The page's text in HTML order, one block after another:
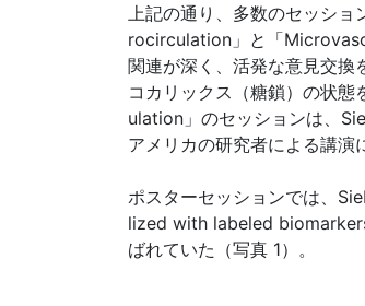
上記の通り、多数のセッシ
rocirculation」と「
関連が深く、活発な意見交
コカリックス（糖鎖）の状
ulation」のセッションは、
アメリカの研究者による講演
ポスターセッションでは、
lized with labeled
ばれていた（写真 1）。